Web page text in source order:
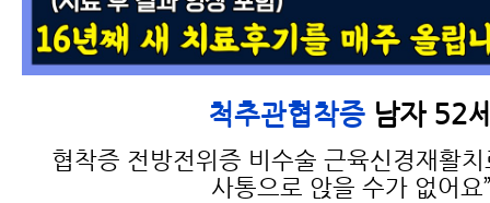
척추관협착증 남자 52
협착증 전방전위증 비수술 근육신경재활
사통으로 앉을 수가 없어요